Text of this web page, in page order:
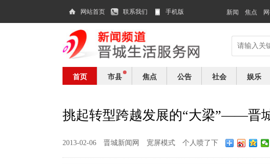
网站首页 联系我们 手机版 新闻 焦点
首页 市县 焦点 公告 社会 娱乐
挑起转型跨越发展的“大梁”——晋
2013-02-06 晋城新闻网 宽屏模式 个人喷了下